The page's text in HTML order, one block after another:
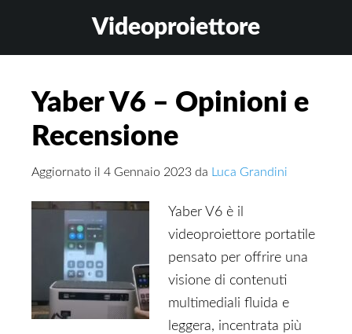
main
primary
footer
Videoproiettore
Yaber V6 – Opinioni e
Recensione
Aggiornato il 4 Gennaio 2023 da Luca Grandini
Yaber V6 è il
videoproiettore portatile
pensato per offrire una
visione di contenuti
multimediali fluida e
leggera, incentrata più